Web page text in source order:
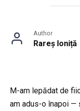
Author
Rareș Ioniță
M-am lepădat de
am adus-o înapoi —